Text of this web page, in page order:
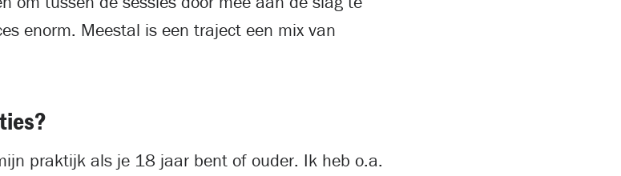
enorm. Meestal is een traject een mix van
praktijk als je 18 jaar bent of ouder. Ik heb o.a.